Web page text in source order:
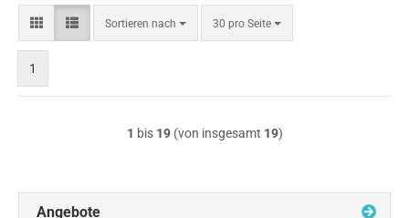
Sortieren nach
Sortieren
nach
30 pro Seite
pro Seite
1
1 bis 19(von insgesamt 19)
Angebote